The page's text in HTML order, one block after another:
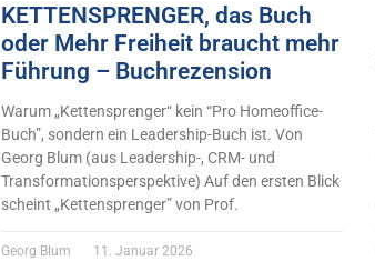
KETTENSPRENGER, das Buch
oder Mehr Freiheit braucht mehr
Führung – Buchrezension
Warum „Kettensprenger“ kein “Pro Homeoffice-
Buch”, sondern ein Leadership-Buch ist. Von
Georg Blum (aus Leadership-, CRM- und
Transformationsperspektive) Auf den ersten Blick
scheint „Kettensprenger” von Prof.
Georg Blum 11. Januar 2026